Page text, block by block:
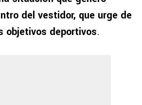
del vestidor, que urge de
objetivos deportivos.